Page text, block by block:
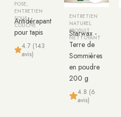
POSE,
ENTRETIEN
SOUS
COUCHE
Antidérapant
pour tapis
4.7 (143
avis)
ENTRETIEN
NATUREL
PRODUIT
NETTOYANT
Starwax -
Terre de
Sommières
en poudre
200 g
4.8 (6
avis)